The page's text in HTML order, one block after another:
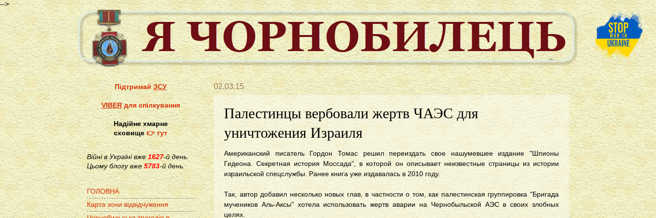
-->
02.03.15
Палестинцы вербовали жертв ЧАЭС для
уничтожения Израиля
Американский писатель Гордон Томас решил переиздать свое нашумевшее издание "Шпионы
Гидеона. Секретная история Моссада", в которой он описывает неизвестные страницы из истории
израильской спецслужбы. Ранее книга уже издавалась в 2010 году.
Так, автор добавил несколько новых глав, в частности о том, как палестинская группировка "Бригада
мучеников Аль-Аксы" хотела использовать жертв аварии на Чернобыльской АЭС в своих злобных
целях.
ПідтримайЗСУ
VIBERдля спілкування
Надійне хмарне
сховище👉 тут
Війні в Україні вже1627-й день.
Цьому блогу вже 5783-й день.
ГОЛОВНА
Карта зони відвідчуження